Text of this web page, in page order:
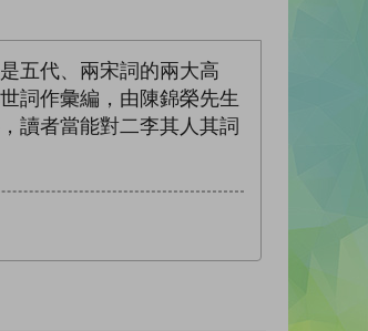
五代、兩宋詞的兩大高
詞作彙編，由陳錦榮先生
讀者當能對二李其人其詞